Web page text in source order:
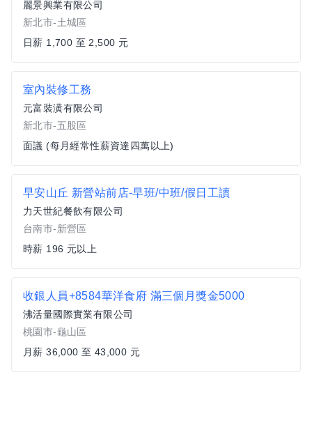
麗景興業有限公司
新北市-土城區
日薪 1,700 至 2,500 元
室內裝修工務
元富裝潢有限公司
新北市-五股區
面議 (每月經常性薪資達四萬以上)
早安山丘 新營站前店-早班/中班/假日工讀
力天世紀餐飲有限公司
台南市-新營區
時薪 196 元以上
收銀人員+8584華洋食府 滿三個月獎金5000
沸活量國際實業有限公司
桃園市-龜山區
月薪 36,000 至 43,000 元